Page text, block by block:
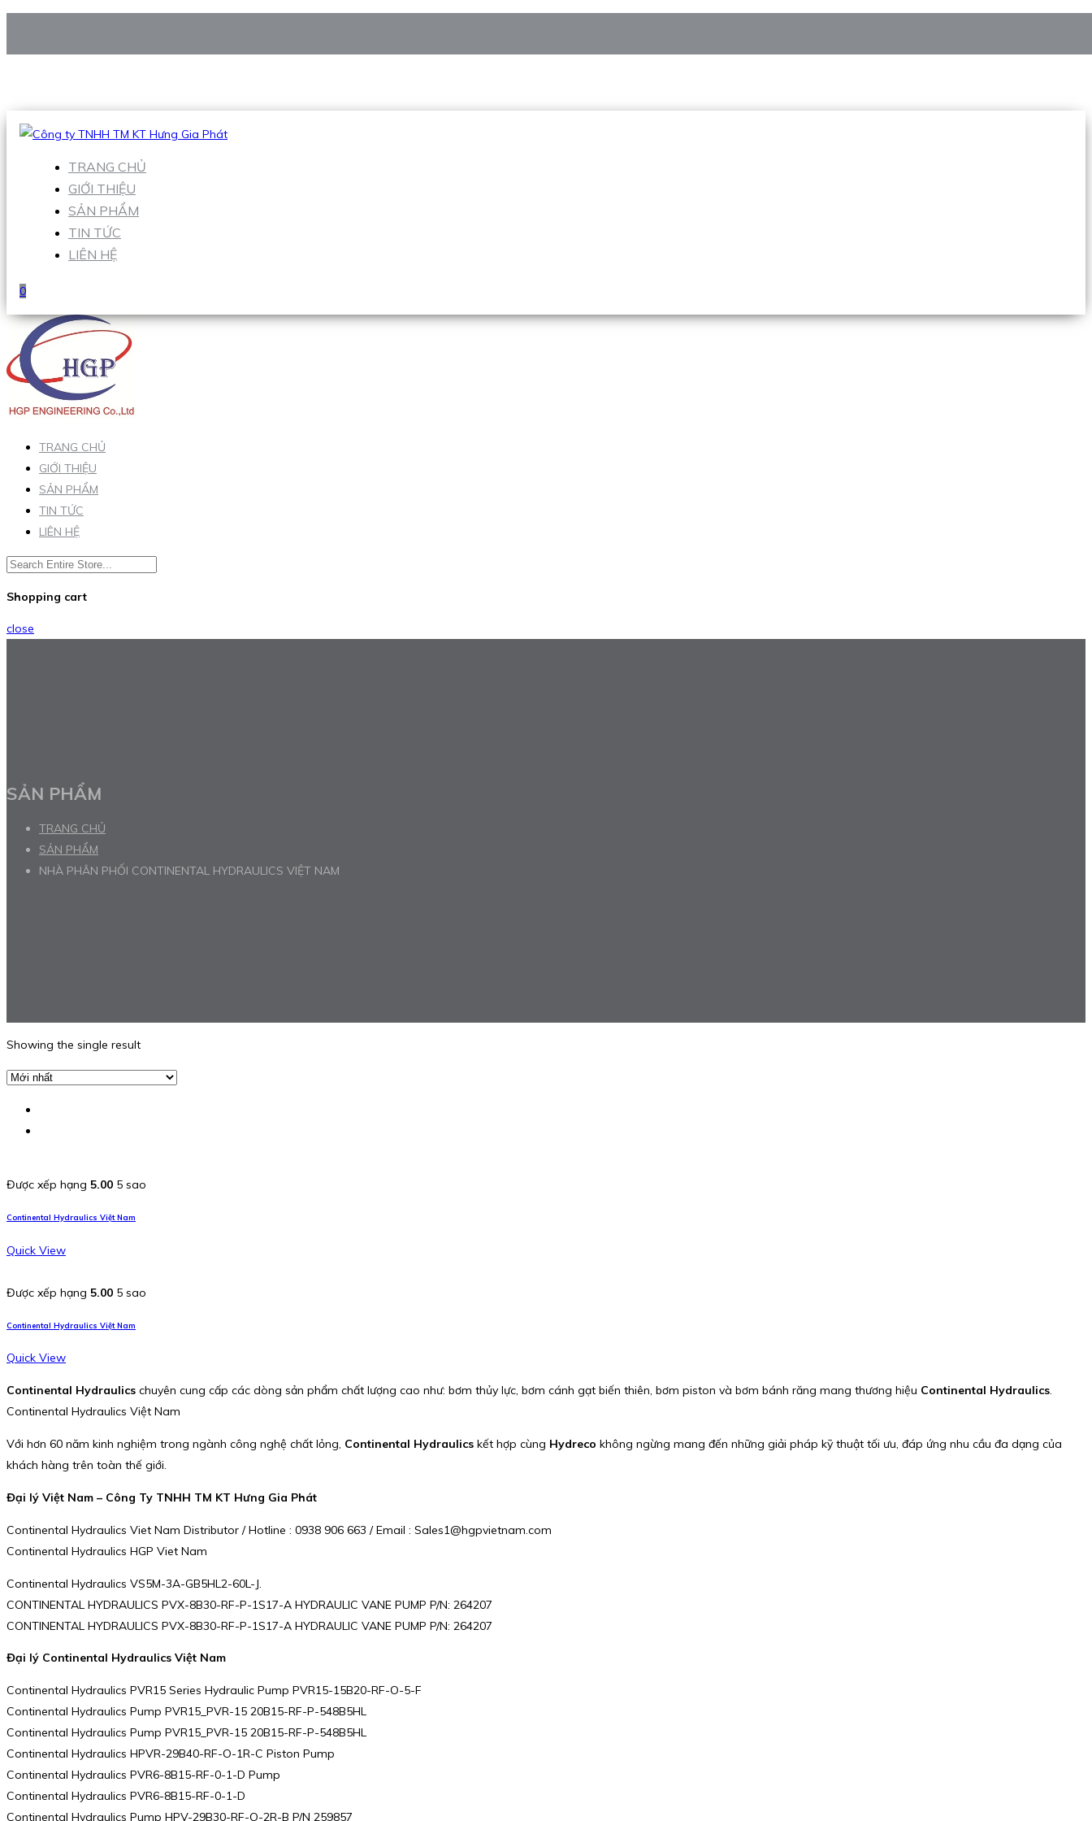
Hotline:0938 906 663
TRANG CHỦ
GIỚI THIỆU
SẢN PHẨM
TIN TỨC
LIÊN HỆ
0
TRANG CHỦ
GIỚI THIỆU
SẢN PHẨM
TIN TỨC
LIÊN HỆ
Shopping cart
close
SẢN PHẨM
TRANG CHỦ
SẢN PHẨM
NHÀ PHÂN PHỐI CONTINENTAL HYDRAULICS VIỆT NAM
Showing the single result
Được xếp hạng 5.00 5 sao
Continental Hydraulics Việt Nam
Quick View
Được xếp hạng 5.00 5 sao
Continental Hydraulics Việt Nam
Quick View
Continental Hydraulics chuyên cung cấp các dòng sản phẩm chất lượng cao như: bơm thủy lực, bơm cánh gạt biến thiên, bơm piston và bơm bánh răng mang thương hiệu Continental Hydraulics.
Continental Hydraulics Việt Nam
Với hơn 60 năm kinh nghiệm trong ngành công nghệ chất lỏng, Continental Hydraulics kết hợp cùng Hydreco không ngừng mang đến những giải pháp kỹ thuật tối ưu, đáp ứng nhu cầu đa dạng của
khách hàng trên toàn thế giới.
Đại lý Việt Nam – Công Ty TNHH TM KT Hưng Gia Phát
Continental Hydraulics Viet Nam Distributor / Hotline : 0938 906 663 / Email : Sales1@hgpvietnam.com
Continental Hydraulics HGP Viet Nam
Continental Hydraulics VS5M-3A-GB5HL2-60L-J.
CONTINENTAL HYDRAULICS PVX-8B30-RF-P-1S17-A HYDRAULIC VANE PUMP P/N: 264207
CONTINENTAL HYDRAULICS PVX-8B30-RF-P-1S17-A HYDRAULIC VANE PUMP P/N: 264207
Đại lý Continental Hydraulics Việt Nam
Continental Hydraulics PVR15 Series Hydraulic Pump PVR15-15B20-RF-O-5-F
Continental Hydraulics Pump PVR15_PVR-15 20B15-RF-P-548B5HL
Continental Hydraulics Pump PVR15_PVR-15 20B15-RF-P-548B5HL
Continental Hydraulics HPVR-29B40-RF-O-1R-C Piston Pump
Continental Hydraulics PVR6-8B15-RF-0-1-D Pump
Continental Hydraulics PVR6-8B15-RF-0-1-D
Continental Hydraulics Pump HPV-29B30-RF-O-2R-B P/N 259857